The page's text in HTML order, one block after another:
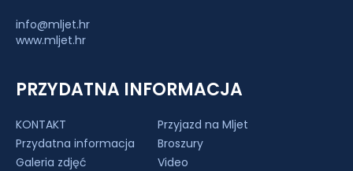
info@mljet.hr
www.mljet.hr
PRZYDATNA INFORMACJA
KONTAKT
Przyjazd na Mljet
Przydatna informacja
Broszury
Galeria zdjęć
Video